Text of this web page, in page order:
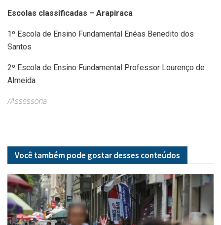
Escolas classificadas – Arapiraca
1º Escola de Ensino Fundamental Enéas Benedito dos
Santos
2º Escola de Ensino Fundamental Professor Lourenço de
Almeida
/Assessoria
Você também pode gostar desses conteúdos